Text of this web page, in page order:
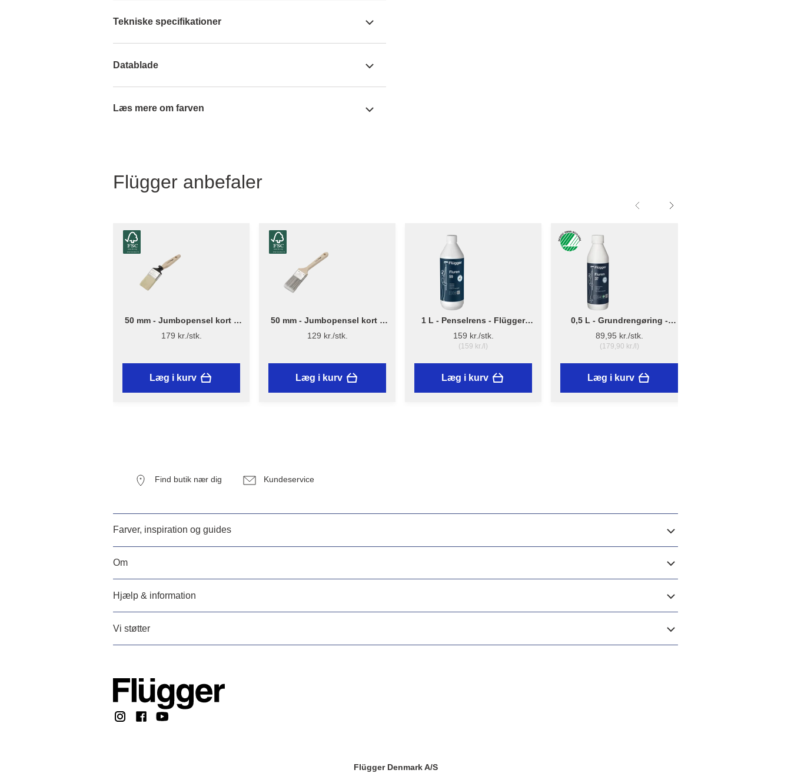
Tekniske specifikationer
Datablade
Læs mere om farven
Flügger anbefaler
50 mm - Jumbopensel kort –
Flügger Excellence Series
179 kr./stk.
Læg i kurv
50 mm - Jumbopensel kort –
Flügger Pro Series
129 kr./stk.
Læg i kurv
1 L - Penselrens - Flügger
Fluren 59
159 kr./stk.
(159 kr./l)
Læg i kurv
0,5 L - Grundrengøring -
Flügger Fluren 37
89,95 kr./stk.
(179,90 kr./l)
Læg i kurv
Find butik nær dig Kundeservice
Farver, inspiration og guides
Om
Hjælp & information
Vi støtter
Flügger Denmark A/S